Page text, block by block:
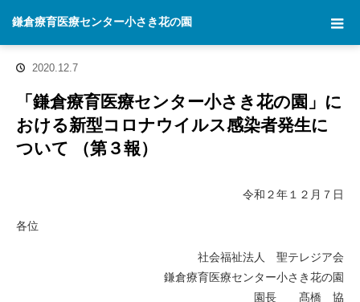
鎌倉療育医療センター小さき花の園
お知らせ
「鎌倉療育医療センター小さき花の園」における新
型コロナウイルス感染者発生について （第３報）
2020.12.7
「鎌倉療育医療センター小さき花の園」に
おける新型コロナウイルス感染者発生に
ついて （第３報）
令和２年１２月７日
各位
社会福祉法人 聖テレジア会
鎌倉療育医療センター小さき花の園
園長 髙橋 協